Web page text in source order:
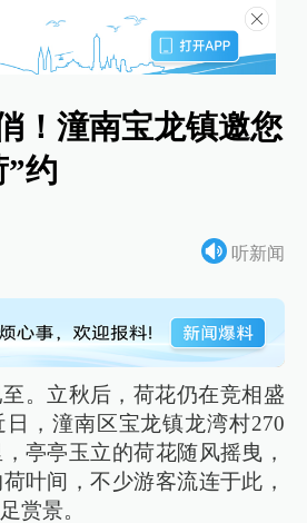
！潼南宝龙镇邀您
”约
听新闻
。立秋后，荷花仍在竞相盛
，潼南区宝龙镇龙湾村270
亭亭玉立的荷花随风摇曳，
叶间，不少游客流连于此，
赏景。